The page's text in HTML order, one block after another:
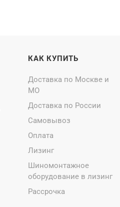
КАК КУПИТЬ
Доставка по Москве и
МО
Доставка по России
Самовывоз
Оплата
Лизинг
Шиномонтажное
оборудование в лизинг
Рассрочка